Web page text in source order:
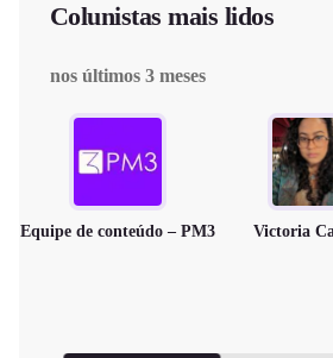
Colunistas mais lidos
nos últimos 3 meses
Equipe de conteúdo – PM3 Victoria